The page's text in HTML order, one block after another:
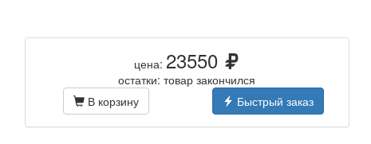
цена:23550
остатки: товар закончился
В корзину
Быстрый заказ